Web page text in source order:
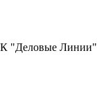
"Деловые Линии"